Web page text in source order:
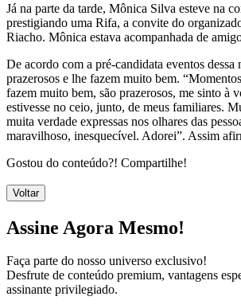
Já na parte da tarde, Mônica Silva esteve na
prestigiando uma Rifa, a convite do
Riacho. Mônica estava acompanhada de
De acordo com a pré-candidata eventos dessa
prazerosos e lhe fazem muito bem.
fazem muito bem, são prazerosos, me sinto à
estivesse no ceio, junto, de meus familiares.
muita verdade expressas nos olhares das
maravilhoso, inesquecível. Adorei”. Assim
Gostou do conteúdo?! Compartilhe!
Voltar
Assine Agora Mesmo!
Faça parte do nosso universo exclusivo!
Desfrute de conteúdo premium, vantagens
assinante privilegiado.